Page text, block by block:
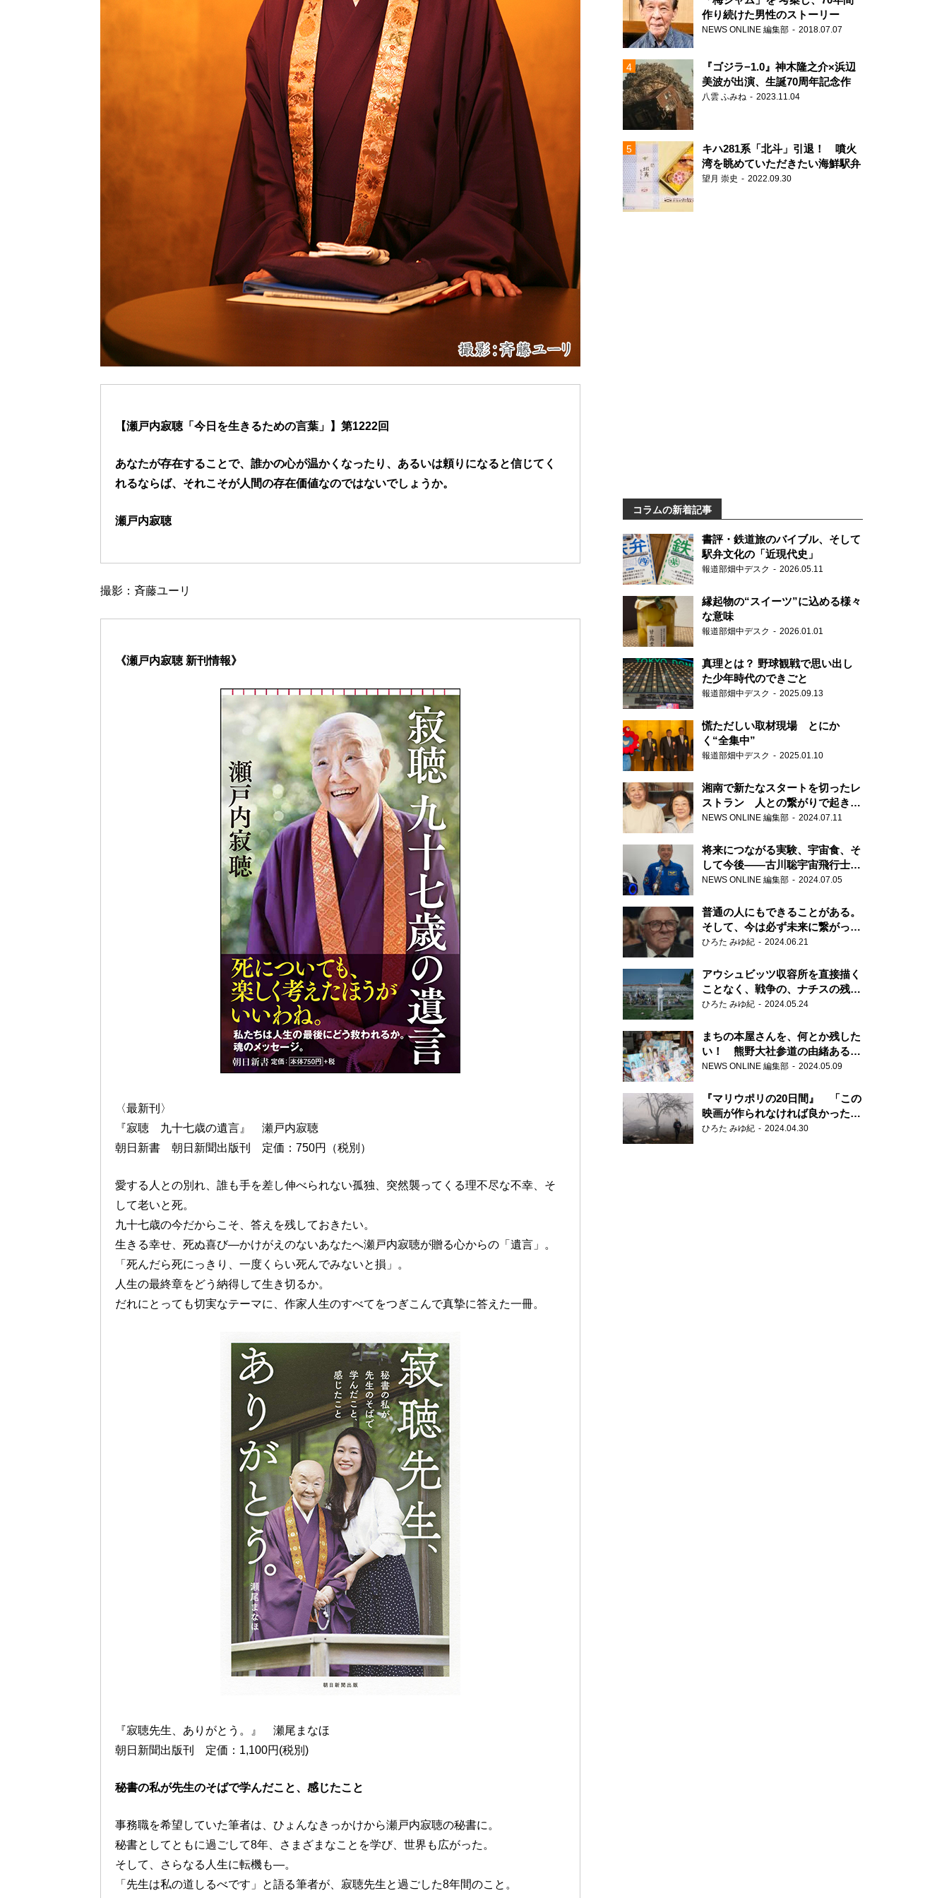
【瀬戸内寂聴「今日を生きるための言葉」】第1222回
あなたが存在することで、誰かの心が温かくなったり、あるいは頼りになると信じてく
れるならば、それこそが人間の存在価値なのではないでしょうか。
瀬戸内寂聴
撮影：斉藤ユーリ
《瀬戸内寂聴 新刊情報》
〈最新刊〉
『寂聴 九十七歳の遺言』 瀬戸内寂聴
朝日新書 朝日新聞出版刊 定価：750円（税別）
愛する人との別れ、誰も手を差し伸べられない孤独、突然襲ってくる理不尽な不幸、そ
して老いと死。
九十七歳の今だからこそ、答えを残しておきたい。
生きる幸せ、死ぬ喜び—かけがえのないあなたへ瀬戸内寂聴が贈る心からの「遺言」。
「死んだら死にっきり、一度くらい死んでみないと損」。
人生の最終章をどう納得して生き切るか。
だれにとっても切実なテーマに、作家人生のすべてをつぎこんで真摯に答えた一冊。
『寂聴先生、ありがとう。』 瀬尾まなほ
朝日新聞出版刊 定価：1,100円(税別)
秘書の私が先生のそばで学んだこと、感じたこと
事務職を希望していた筆者は、ひょんなきっかけから瀬戸内寂聴の秘書に。
秘書としてともに過ごして8年、さまざまなことを学び、世界も広がった。
そして、さらなる人生に転機も—。
「先生は私の道しるべです」と語る筆者が、寂聴先生と過ごした8年間のこと。
作り続けた男性のストーリー
NEWS ONLINE 編集部 2018.07.07
『ゴジラ−1.0』神木隆之介×浜辺
美波が出演、生誕70周年記念作
八雲 ふみね 2023.11.04
キハ281系「北斗」引退！ 噴火
湾を眺めていただきたい海鮮駅弁
望月 崇史 2022.09.30
コラムの新着記事
書評・鉄道旅のバイブル、そして
駅弁文化の「近現代史」
報道部畑中デスク 2026.05.11
縁起物の“スイーツ”に込める様々
な意味
報道部畑中デスク 2026.01.01
真理とは？ 野球観戦で思い出し
た少年時代のできごと
報道部畑中デスク 2025.09.13
慌ただしい取材現場 とにか
く“全集中”
報道部畑中デスク 2025.01.10
湘南で新たなスタートを切ったレ
ストラン 人との繋がりで起きた
奇跡
NEWS ONLINE 編集部 2024.07.11
将来につながる実験、宇宙食、そ
して今後――古川聡宇宙飛行士単
独インタビュー
NEWS ONLINE 編集部 2024.07.05
普通の人にもできることがある。
そして、今は必ず未来に繋がって
いく……『ONE LIFE 奇跡が繋い
ひろた みゆ紀 2024.06.21
アウシュビッツ収容所を直接描く
ことなく、戦争の、ナチスの残虐
さが見える映画 『関心領域』
ひろた みゆ紀 2024.05.24
まちの本屋さんを、何とか残した
い！ 熊野大社参道の由緒ある書
店・三代目の強い思い
NEWS ONLINE 編集部 2024.05.09
『マリウポリの20日間』 「この
映画が作られなければ良かった」
と語る監督
ひろた みゆ紀 2024.04.30